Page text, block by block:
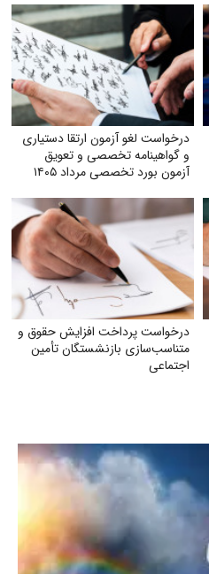
درخواست لغو آزمون ارتقا دستیاری
و گواهینامه تخصصی و تعویق
آزمون بورد تخصصی مرداد ۱۴۰۵
درخواست پرداخت افزایش حقوق و
متناسب‌سازی بازنشستگان تأمین
اجتماعی